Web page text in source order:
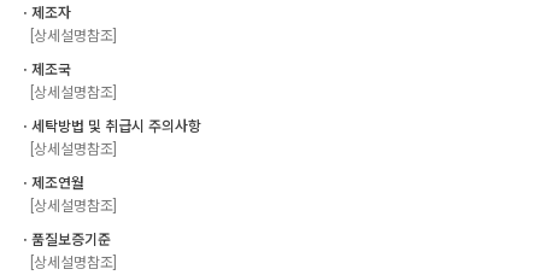
ㆍ제조자
[상세설명참조]
ㆍ제조국
[상세설명참조]
ㆍ세탁방법 및 취급시 주의사항
[상세설명참조]
ㆍ제조연월
[상세설명참조]
ㆍ품질보증기준
[상세설명참조]